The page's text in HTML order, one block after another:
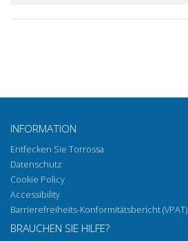
INFORMATION
Entfecken Sie Torrossa
Datenschutz
Cookie Policy
Accessibility
Barrierefreiheits-Konformitätsbericht (VPAT)
BRAUCHEN SIE HILFE?